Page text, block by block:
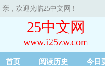
亲，欢迎光临25中文网！
25中文网
www.i25zw.com
首页 阅读历史 今日